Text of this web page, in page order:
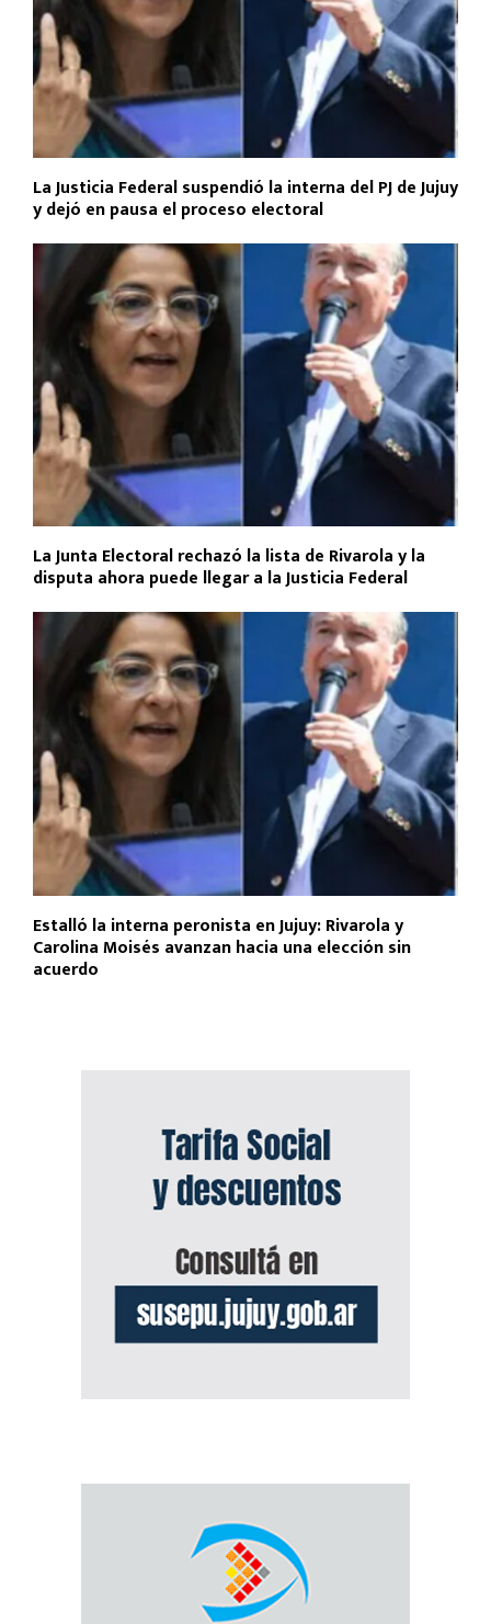
La Justicia Federal suspendió la interna del PJ de Jujuy
y dejó en pausa el proceso electoral
La Junta Electoral rechazó la lista de Rivarola y la
disputa ahora puede llegar a la Justicia Federal
Estalló la interna peronista en Jujuy: Rivarola y
Carolina Moisés avanzan hacia una elección sin
acuerdo